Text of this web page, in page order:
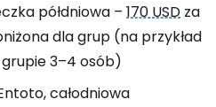
półdniowa – 170 USD za
dla grup (na przykład
3–4 osób)
całodniowa